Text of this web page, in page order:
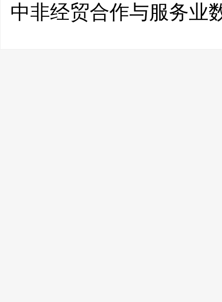
中非经贸合作与服务业